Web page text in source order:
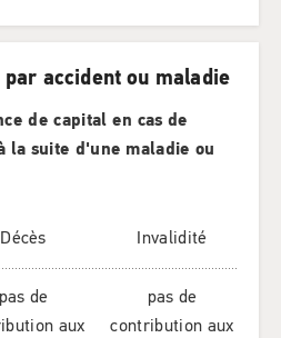
accident ou maladie
de capital en cas de
la suite d'une maladie ou
Décès Invalidité
pas de
aux
pas de
contribution aux